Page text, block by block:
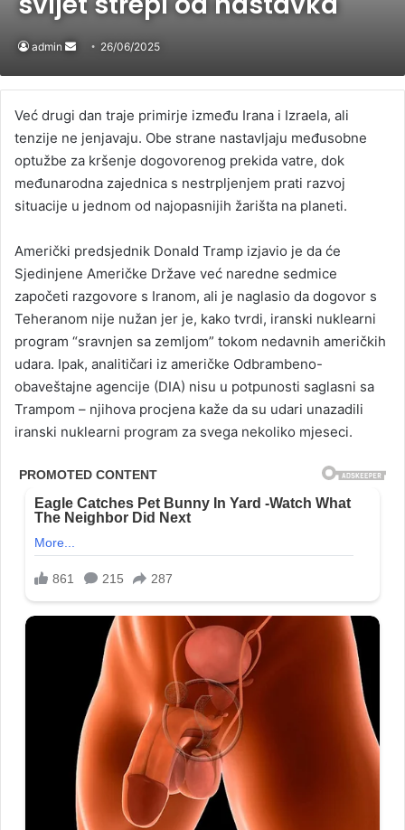
admin
Send
email
26/06/2025
Već drugi dan traje primirje između Irana i Izraela, ali
tenzije ne jenjavaju. Obe strane nastavljaju međusobne
optužbe za kršenje dogovorenog prekida vatre, dok
međunarodna zajednica s nestrpljenjem prati razvoj
situacije u jednom od najopasnijih žarišta na planeti.
Američki predsjednik Donald Tramp izjavio je da će
Sjedinjene Američke Države već naredne sedmice
započeti razgovore s Iranom, ali je naglasio da dogovor s
Teheranom nije nužan jer je, kako tvrdi, iranski nuklearni
program “sravnjen sa zemljom” tokom nedavnih američkih
udara. Ipak, analitičari iz američke Odbrambeno-
obaveštajne agencije (DIA) nisu u potpunosti saglasni sa
Trampom – njihova procjena kaže da su udari unazadili
iranski nuklearni program za svega nekoliko mjeseci.